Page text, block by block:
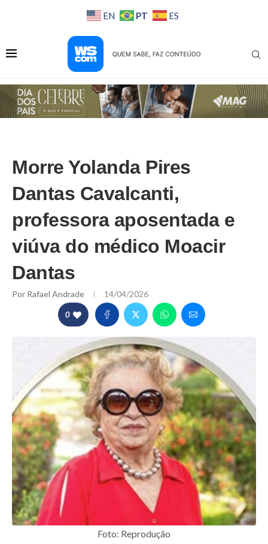
EN PT ES
Morre Yolanda Pires
Dantas Cavalcanti,
professora aposentada e
viúva do médico Moacir
Dantas
Por Rafael Andrade 14/04/2026
0
Foto: Reprodução